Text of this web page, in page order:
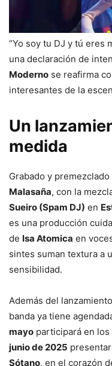
“Yo soy tu DJ y tú eres
una declaración de
Moderno se reafirma
interesantes de la
Un
medida
Grabado y premezclado
Malasaña, con la
Sueiro (Spam DJ) en
es una producción
de Isa Atomica en
sintes suman textura a
sensibilidad.
Además del
banda ya tiene
mayo participará en los
junio de 2025
Sótano, en el corazón